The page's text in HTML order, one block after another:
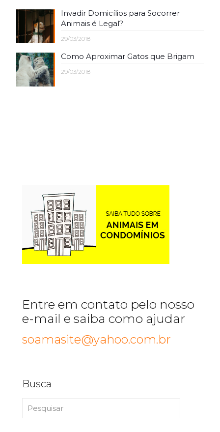
Invadir Domicílios para Socorrer
Animais é Legal?
29/03/2018
Como Aproximar Gatos que Brigam
29/03/2018
Entre em contato pelo nosso
e-mail e saiba como ajudar
soamasite@yahoo.com.br
Busca